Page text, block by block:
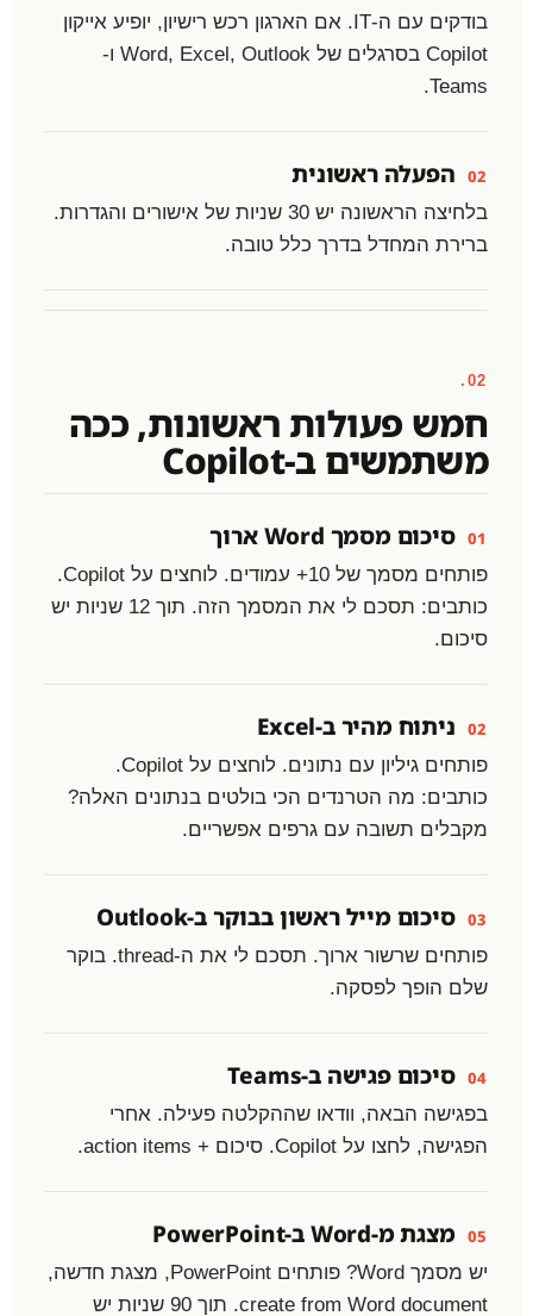
בודקים עם ה-IT. אם הארגון רכש רישיון, יופיע אייקון
Copilot בסרגלים של Word, Excel, Outlook ו-
Teams.
02 הפעלה ראשונית
בלחיצה הראשונה יש 30 שניות של אישורים והגדרות.
ברירת המחדל בדרך כלל טובה.
02.
חמש פעולות ראשונות, ככה
משתמשים ב-Copilot
01 סיכום מסמך Word ארוך
פותחים מסמך של 10+ עמודים. לוחצים על Copilot.
כותבים: תסכם לי את המסמך הזה. תוך 12 שניות יש
סיכום.
02 ניתוח מהיר ב-Excel
פותחים גיליון עם נתונים. לוחצים על Copilot.
כותבים: מה הטרנדים הכי בולטים בנתונים האלה?
מקבלים תשובה עם גרפים אפשריים.
03 סיכום מייל ראשון בבוקר ב-Outlook
פותחים שרשור ארוך. תסכם לי את ה-thread. בוקר
שלם הופך לפסקה.
04 סיכום פגישה ב-Teams
בפגישה הבאה, וודאו שההקלטה פעילה. אחרי
הפגישה, לחצו על Copilot. סיכום + action items.
05 מצגת מ-Word ב-PowerPoint
יש מסמך Word? פותחים PowerPoint, מצגת חדשה,
create from Word document. תוך 90 שניות יש